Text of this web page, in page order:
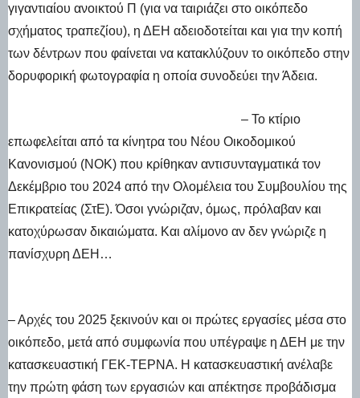
γιγαντιαίου ανοικτού Π (για να ταιριάζει στο οικόπεδο
σχήματος τραπεζίου), η ΔΕΗ αδειοδοτείται και για την κοπή
των δέντρων που φαίνεται να κατακλύζουν το οικόπεδο στην
δορυφορική φωτογραφία η οποία συνοδεύει την Άδεια.
– Το κτίριο
επωφελείται από τα κίνητρα του Νέου Οικοδομικού
Κανονισμού (ΝΟΚ) που κρίθηκαν αντισυνταγματικά τον
Δεκέμβριο του 2024 από την Ολομέλεια του Συμβουλίου της
Επικρατείας (ΣτΕ). Όσοι γνώριζαν, όμως, πρόλαβαν και
κατοχύρωσαν δικαιώματα. Και αλίμονο αν δεν γνώριζε η
πανίσχυρη ΔΕΗ…
– Αρχές του 2025 ξεκινούν και οι πρώτες εργασίες μέσα στο
οικόπεδο, μετά από συμφωνία που υπέγραψε η ΔΕΗ με την
κατασκευαστική ΓΕΚ-ΤΕΡΝΑ. Η κατασκευαστική ανέλαβε
την πρώτη φάση των εργασιών και απέκτησε προβάδισμα